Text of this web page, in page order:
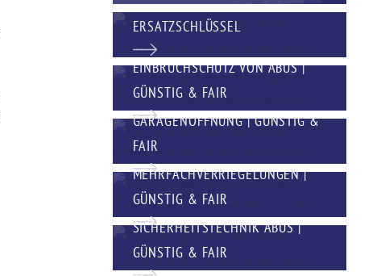
ERSATZSCHLÜSSEL
EINBRUCHSCHUTZ VON ABUS |
GÜNSTIG & FAIR
GARAGENÖFFNUNG | GÜNSTIG &
FAIR
MEHRFACHVERRIEGELUNGEN |
GÜNSTIG & FAIR
SICHERHEITSTECHNIK ABUS |
GÜNSTIG & FAIR